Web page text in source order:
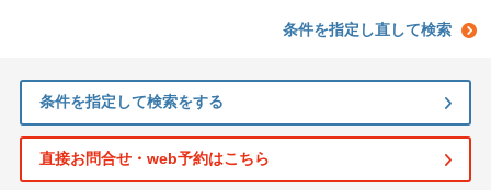
条件を指定し直して検索
条件を指定して検索をする
直接お問合せ・web予約はこちら